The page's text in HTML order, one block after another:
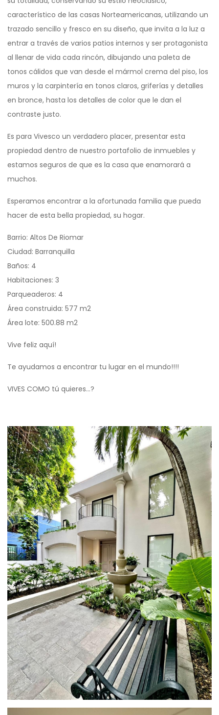
característico de las casas Norteamericanas, utilizando un
trazado sencillo y fresco en su diseño, que invita a la luz a
entrar a través de varios patios internos y ser protagonista
al llenar de vida cada rincón, dibujando una paleta de
tonos cálidos que van desde el mármol crema del piso, los
muros y la carpintería en tonos claros, griferías y detalles
en bronce, hasta los detalles de color que le dan el
contraste justo.
Es para Vivesco un verdadero placer, presentar esta
propiedad dentro de nuestro portafolio de inmuebles y
estamos seguros de que es la casa que enamorará a
muchos.
Esperamos encontrar a la afortunada familia que pueda
hacer de esta bella propiedad, su hogar.
Barrio: Altos De Riomar
Ciudad: Barranquilla
Baños: 4
Habitaciones: 3
Parqueaderos: 4
Área construida: 577 m2
Área lote: 500.88 m2
Vive feliz aquí!
Te ayudamos a encontrar tu lugar en el mundo!!!!
VIVES COMO tú quieres…?